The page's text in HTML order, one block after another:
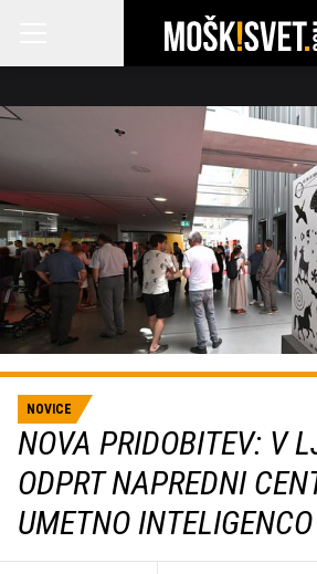
NOVICE
NOVA PRIDOBITEV: V
ODPRT NAPREDNI
UMETNO INTELIGENCO